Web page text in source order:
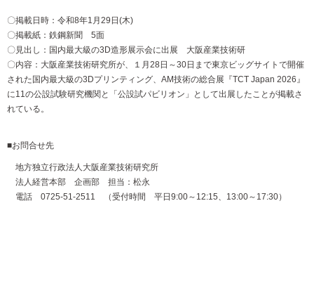
〇掲載日時：令和8年1月29日(木)
〇掲載紙：鉄鋼新聞 5面
〇見出し：国内最大級の3D造形展示会に出展 大阪産業技術研
〇内容：大阪産業技術研究所が、１月28日～30日まで東京ビッグサイトで開催
された国内最大級の3Dプリンティング、AM技術の総合展『TCT Japan 2026』
に11の公設試験研究機関と「公設試パビリオン」として出展したことが掲載さ
れている。
■お問合せ先
地方独立行政法人大阪産業技術研究所
法人経営本部 企画部 担当：松永
電話 0725-51-2511 （受付時間 平日9:00～12:15、13:00～17:30）